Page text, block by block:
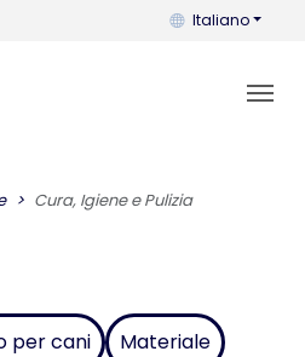
Puoi cambiare
Italiano
Cura, Igiene e Pulizia
per cani Materiale